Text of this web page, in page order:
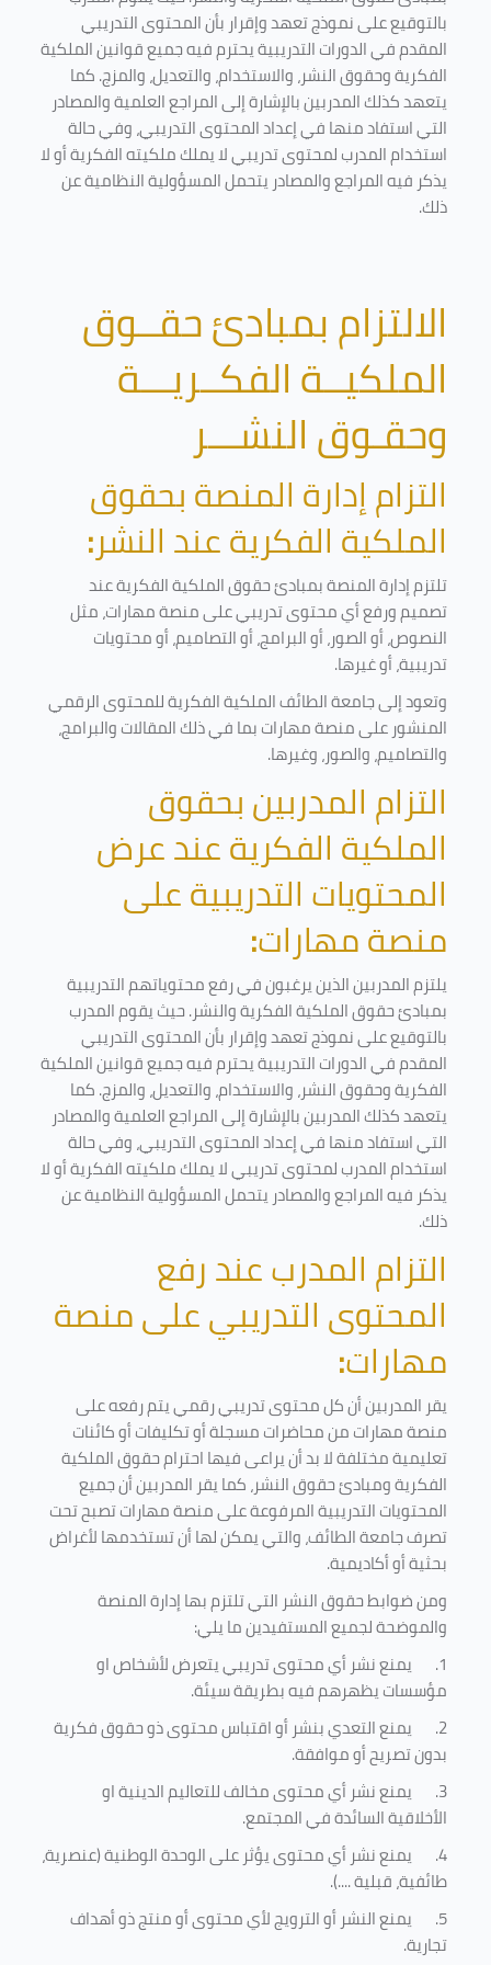
بالتوقيع على نموذج تعهد وإقرار بأن المحتوى التدريبي
المقدم في الدورات التدريبية يحترم فيه جميع قوانين الملكية
الفكرية وحقوق النشر، والاستخدام، والتعديل، والمزج. كما
يتعهد كذلك المدربين بالإشارة إلى المراجع العلمية والمصادر
التي استفاد منها في إعداد المحتوى التدريبي، وفي حالة
استخدام المدرب لمحتوى تدريبي لا يملك ملكيته الفكرية أو لا
يذكر فيه المراجع والمصادر يتحمل المسؤولية النظامية عن
ذلك.
الالتزام بمبادئ حقــوق
الملكيــة الفكــريـــة
وحقـوق النشـــر
التزام إدارة المنصة بحقوق
الملكية الفكرية عند النشر:
تلتزم إدارة المنصة بمبادئ حقوق الملكية الفكرية عند
تصميم ورفع أي محتوى تدريبي على منصة مهارات، مثل
النصوص، أو الصور، أو البرامج، أو التصاميم، أو محتويات
تدريبية، أو غيرها.
وتعود إلى جامعة الطائف الملكية الفكرية للمحتوى الرقمي
المنشور على منصة مهارات بما في ذلك المقالات والبرامج،
والتصاميم، والصور، وغيرها.
التزام المدربين بحقوق
الملكية الفكرية عند عرض
المحتويات التدريبية على
منصة مهارات:
يلتزم المدربين الذين يرغبون في رفع محتوياتهم التدريبية
بمبادئ حقوق الملكية الفكرية والنشر. حيث يقوم المدرب
بالتوقيع على نموذج تعهد وإقرار بأن المحتوى التدريبي
المقدم في الدورات التدريبية يحترم فيه جميع قوانين الملكية
الفكرية وحقوق النشر، والاستخدام، والتعديل، والمزج. كما
يتعهد كذلك المدربين بالإشارة إلى المراجع العلمية والمصادر
التي استفاد منها في إعداد المحتوى التدريبي، وفي حالة
استخدام المدرب لمحتوى تدريبي لا يملك ملكيته الفكرية أو لا
يذكر فيه المراجع والمصادر يتحمل المسؤولية النظامية عن
ذلك.
التزام المدرب عند رفع
المحتوى التدريبي على منصة
مهارات:
يقر المدربين أن كل محتوى تدريبي رقمي يتم رفعه على
منصة مهارات من محاضرات مسجلة أو تكليفات أو كائنات
تعليمية مختلفة لا بد أن يراعى فيها احترام حقوق الملكية
الفكرية ومبادئ حقوق النشر، كما يقر المدربين أن جميع
المحتويات التدريبية المرفوعة على منصة مهارات تصبح تحت
تصرف جامعة الطائف، والتي يمكن لها أن تستخدمها لأغراض
بحثية أو أكاديمية.
ومن ضوابط حقوق النشر التي تلتزم بها إدارة المنصة
والموضحة لجميع المستفيدين ما يلي:
1.
يمنع نشر أي محتوى تدريبي يتعرض لأشخاص او
مؤسسات يظهرهم فيه بطريقة سيئة.
2.
يمنع التعدي بنشر أو اقتباس محتوى ذو حقوق فكرية
بدون تصريح أو موافقة.
3.
يمنع نشر أي محتوى مخالف للتعاليم الدينية او
الأخلاقية السائدة في المجتمع.
4.
يمنع نشر أي محتوى يؤثر على الوحدة الوطنية (عنصرية،
طائفية، قبلية ....).
5.
يمنع النشر أو الترويج لأي محتوى أو منتج ذو أهداف
تجارية.